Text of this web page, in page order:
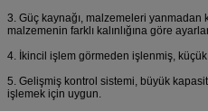
3. Güç kaynağı, malzemeleri yanmadan
malzemenin farklı kalınlığına göre
4. İkincil işlem görmeden işlenmiş,
5. Gelişmiş kontrol sistemi, büyük
işlemek için uygun.